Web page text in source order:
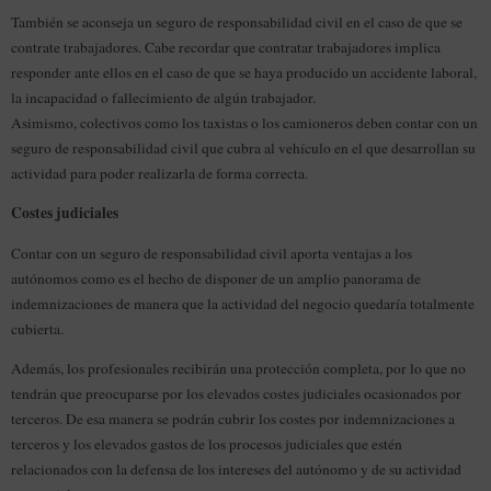
También se aconseja un seguro de responsabilidad civil en el caso de que se
contrate trabajadores. Cabe recordar que contratar trabajadores implica
responder ante ellos en el caso de que se haya producido un accidente laboral,
la incapacidad o fallecimiento de algún trabajador.
Asimismo, colectivos como los taxistas o los camioneros deben contar con un
seguro de responsabilidad civil que cubra al vehículo en el que desarrollan su
actividad para poder realizarla de forma correcta.
Costes judiciales
Contar con un seguro de responsabilidad civil aporta ventajas a los
autónomos como es el hecho de disponer de un amplio panorama de
indemnizaciones de manera que la actividad del negocio quedaría totalmente
cubierta.
Además, los profesionales recibirán una protección completa, por lo que no
tendrán que preocuparse por los elevados costes judiciales ocasionados por
terceros. De esa manera se podrán cubrir los costes por indemnizaciones a
terceros y los elevados gastos de los procesos judiciales que estén
relacionados con la defensa de los intereses del autónomo y de su actividad